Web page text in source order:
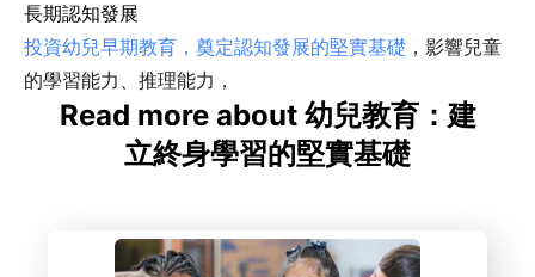
長期認知發展
投資幼兒早期教育，奠定認知發展的堅實基礎 ，影響兒童
的學習能力、推理能力，
Read more about 幼兒教育：建
立終身學習的堅實基礎